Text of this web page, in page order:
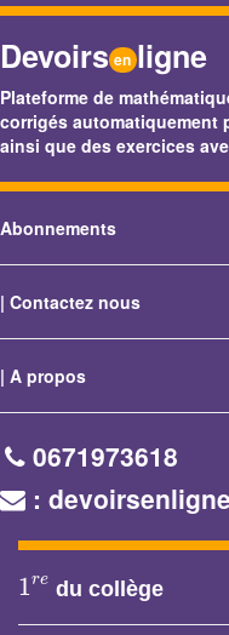
Devoirs en ligne
Plateforme de
corrigés automatiquement
ainsi que des exercices
Abonnements
| Contactez nous
| A propos
0671973618
:
1re
1re du collège